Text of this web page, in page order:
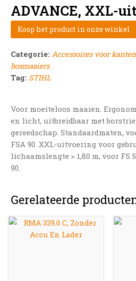
ADVANCE, XXL-
Koop het product in onze winkel
Categorie: Accessoires voor
bosmaaiers
Tag: STIHL
Voor moeiteloos maaien.
en licht, uitbreidbaar met
gereedschap. Standaardmaten,
FSA 90. XXL-uitvoering voor
lichaamslengte > 1,80 m, voor FS
90.
Gerelateerde